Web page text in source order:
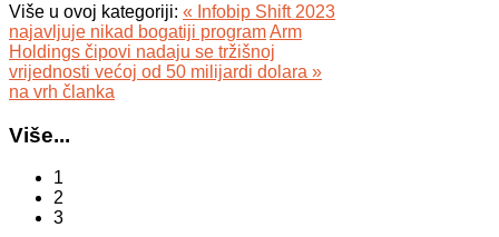
Više u ovoj kategoriji: « Infobip Shift 2023
najavljuje nikad bogatiji programArm
Holdings čipovi nadaju se tržišnoj
vrijednosti većoj od 50 milijardi dolara »
na vrh članka
Više...
1
2
3